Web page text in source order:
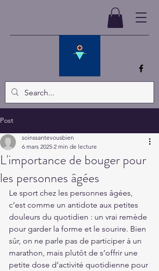
Post
L'importance de bouger pour
les personnes âgées
soinssantevousbien
6 mars 2025 2 min de lecture
Le sport chez les personnes âgées,
c’est comme un antidote aux petites
douleurs du quotidien : un vrai remède
pour garder la forme et le sourire. Bien
sûr, on ne parle pas de participer à un
marathon, mais plutôt de s’offrir une
petite dose d’activité quotidienne pour